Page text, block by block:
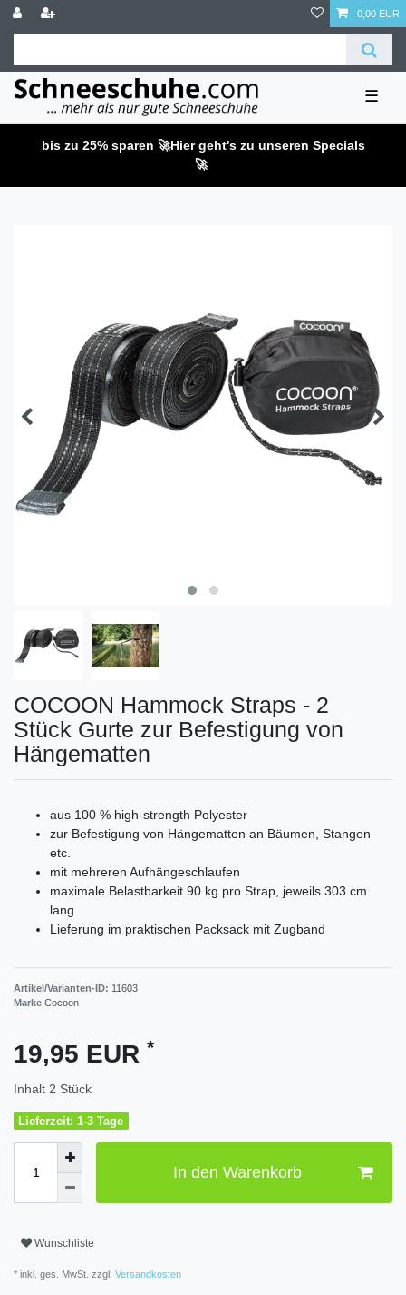
0,00 EUR
☰
bis zu 25% sparen 🚀Hier geht's zu unseren Specials
🚀
COCOON Hammock Straps - 2
Stück Gurte zur Befestigung von
Hängematten
aus 100 % high-strength Polyester
zur Befestigung von Hängematten an Bäumen, Stangen
etc.
mit mehreren Aufhängeschlaufen
maximale Belastbarkeit 90 kg pro Strap, jeweils 303 cm
lang
Lieferung im praktischen Packsack mit Zugband
Artikel/Varianten-ID: 11603
Marke Cocoon
19,95 EUR *
Inhalt 2 Stück
Lieferzeit: 1-3 Tage
In den Warenkorb
Wunschliste
* inkl. ges. MwSt. zzgl. Versandkosten